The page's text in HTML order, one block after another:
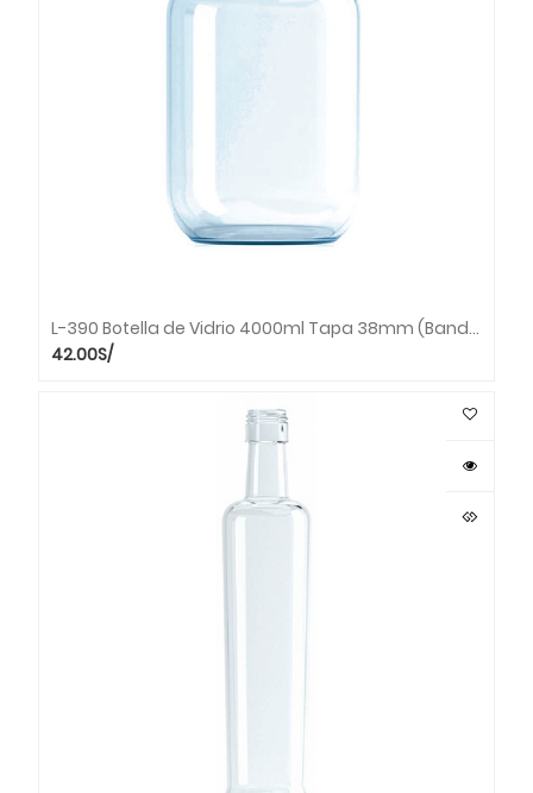
L-390 Botella de Vidrio 4000ml Tapa 38mm (Bandeja x 6 unds.)
S/
42.00